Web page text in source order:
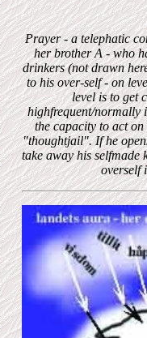
Prayer- a telephatic
her brother A - who
drinkers (not drawn
to his over-self - on
level is to get
highfrequent/normally
the capacity to act
"thoughtjail". If he
take away his selfmade
overself